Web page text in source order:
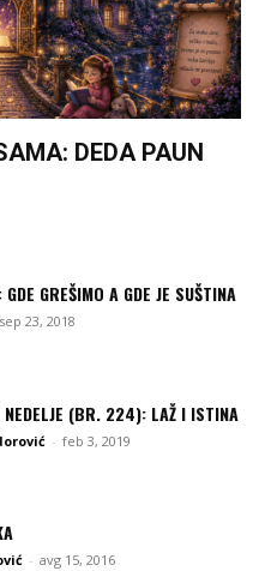
DEDA PAUN
GREŠIMO A GDE JE SUŠTINA
sep 23, 2018
NEDELJE (BR. 224): LAŽ I ISTINA
- feb 3, 2019
- avg 15, 2016